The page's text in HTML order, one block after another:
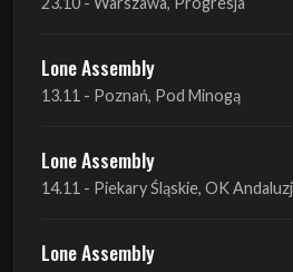
Lone Assembly
14.11 - Piekary Śląskie, OK Andaluzja
Lone Assembly
15.11 - Warszawa, Potok